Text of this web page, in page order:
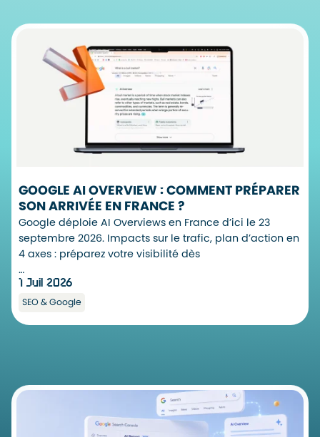
GOOGLE AI OVERVIEW : COMMENT PRÉPARER
SON ARRIVÉE EN FRANCE ?
Google déploie AI Overviews en France d’ici le 23
septembre 2026. Impacts sur le trafic, plan d’action en
4 axes : préparez votre visibilité dès
…
1 Juil 2026
SEO & Google